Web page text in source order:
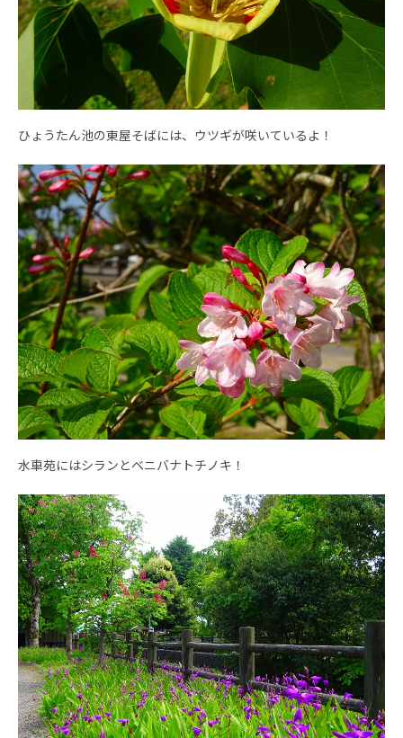
ひょうたん池の東屋そばには、ウツギが咲いているよ！
水車苑にはシランとベニバナトチノキ！